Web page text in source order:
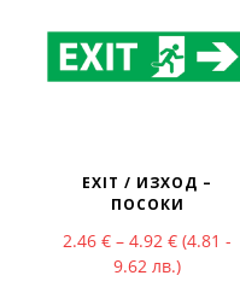
EXIT / ИЗХОД –
ПОСОКИ
2.46 € – 4.92 €Price
(4.81 -
9.62 лв.)